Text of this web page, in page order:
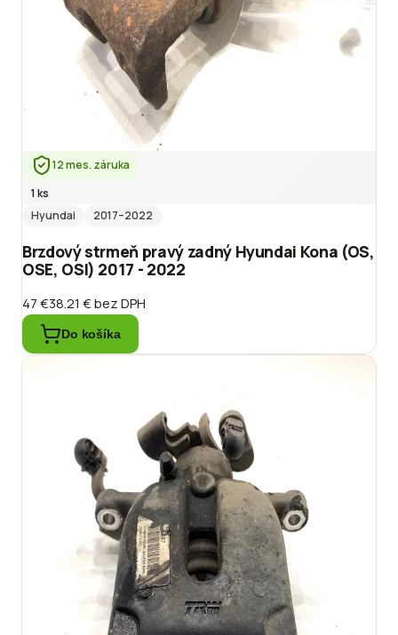
12 mes. záruka
1 ks
Hyundai
2017–2022
Brzdový strmeň pravý zadný Hyundai Kona (OS,
OSE, OSI) 2017 - 2022
47 €38.21 €bez DPH
Do košíka